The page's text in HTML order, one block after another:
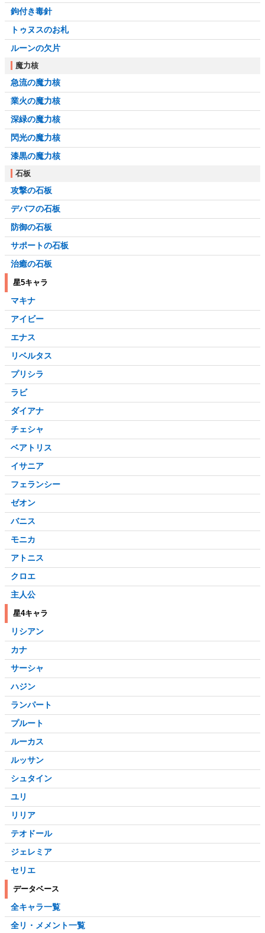
鉤付き毒針
トゥヌスのお札
ルーンの欠片
魔力核
急流の魔力核
業火の魔力核
深緑の魔力核
閃光の魔力核
漆黒の魔力核
石板
攻撃の石板
デバフの石板
防御の石板
サポートの石板
治癒の石板
星5キャラ
マキナ
アイビー
エナス
リベルタス
プリシラ
ラビ
ダイアナ
チェシャ
ベアトリス
イサニア
フェランシー
ゼオン
バニス
モニカ
アトニス
クロエ
主人公
星4キャラ
リシアン
カナ
サーシャ
ハジン
ランパート
プルート
ルーカス
ルッサン
シュタイン
ユリ
リリア
テオドール
ジェレミア
セリエ
データベース
全キャラ一覧
全リ・メメント一覧